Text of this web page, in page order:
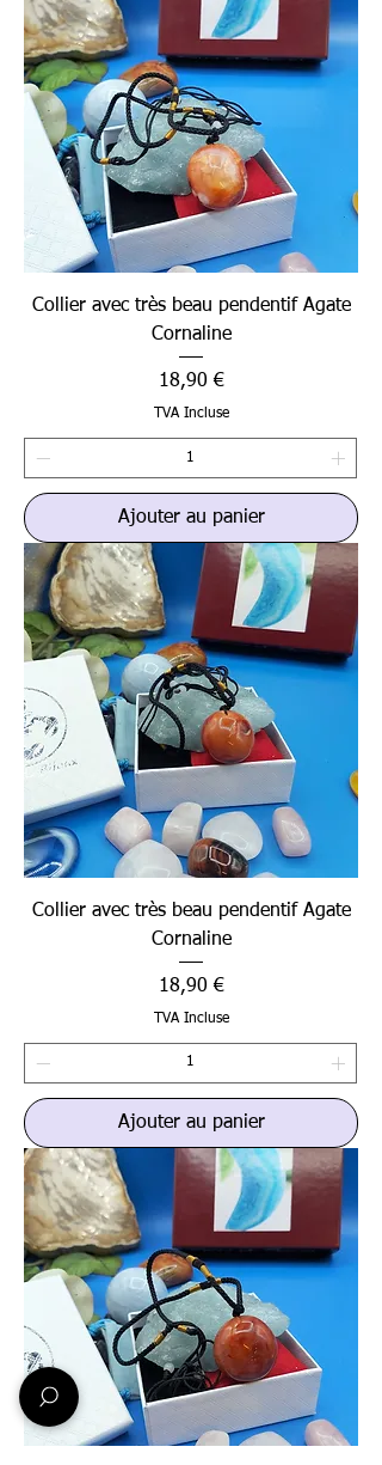
Collier avec très beau pendentif Agate
Cornaline
Prix
18,90 €
TVA Incluse
Ajouter au panier
Collier avec très beau pendentif Agate
Cornaline
Prix
18,90 €
TVA Incluse
Ajouter au panier